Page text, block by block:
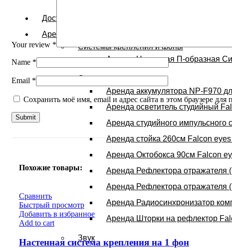
Доставка и оплата
Аренда оборудования
Системы крепления и фоны
Аренда Надежная П-образная
Свет
Аренда аккумулятора NP-F970
Аренда осветитель студийный
Аренда студийного импульсного
Аренда стойка 260см Falcon
Аренда Октобокса 90см Falcon
Аренда Рефлектора отражателя
Аренда Рефлектора отражателя
Аренда Радиосинхронизатор
Аренда Шторки на рефлектор
Звук
Your review *
Name *
Email *
Сохранить моё имя, email и адрес сайта в этом браузере
Похожие товары:
Сравнить
Быстрый просмотр
Добавить в избранное
Add to cart
Настенная система крепления на 1 фон